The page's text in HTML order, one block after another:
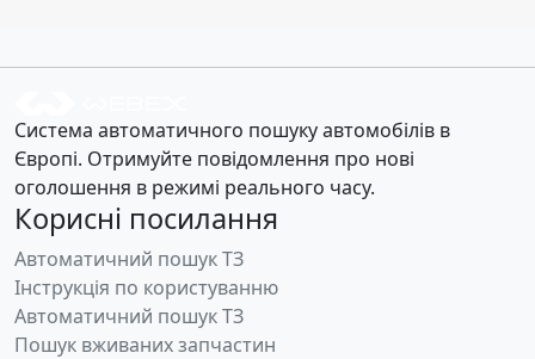
Система автоматичного пошуку автомобілів в
Європі. Отримуйте повідомлення про нові
оголошення в режимі реального часу.
Корисні посилання
Автоматичний пошук ТЗ
Інструкція по користуванню
Автоматичний пошук ТЗ
Пошук вживаних запчастин